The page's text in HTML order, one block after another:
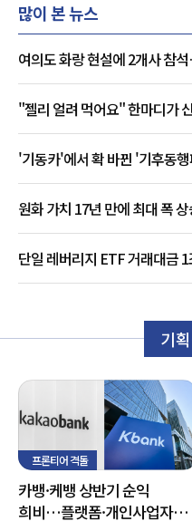
많이 본 뉴스
여의도 화랑 현설에 2개사 참
확보하나
"젤리 얼려 먹어요" 한마디가
SNS
'기동카'에서 확 바뀐 '기후동
경쟁
원화 가치 17년 만에 최대 폭
단일 레버리지 ETF 거래대금
기
프론티어 격돌
카뱅·케뱅 상반기 순익
희비…플랫폼·개인사업자